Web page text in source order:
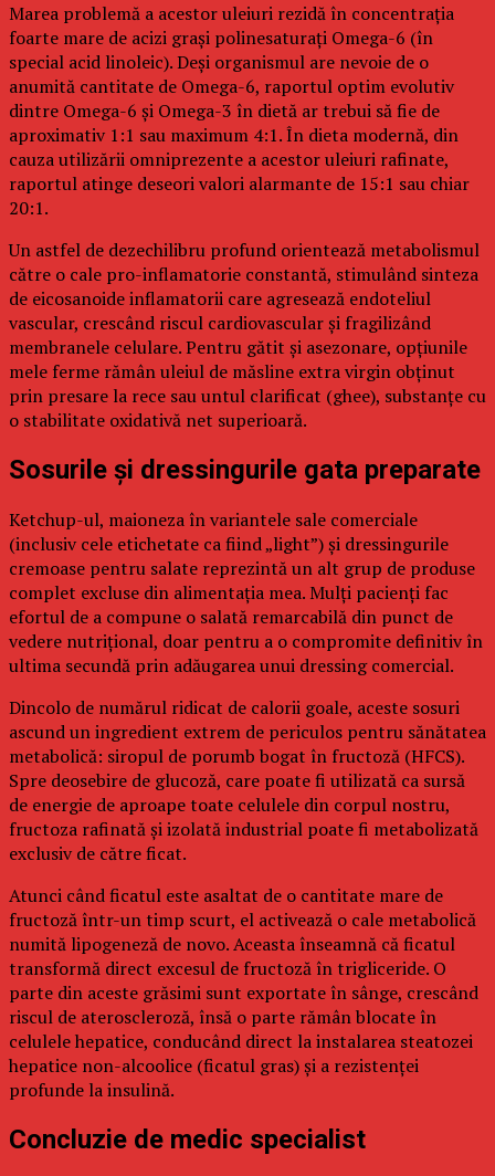
Marea problemă a acestor uleiuri rezidă în concentrația
foarte mare de acizi grași polinesaturați Omega-6 (în
special acid linoleic). Deși organismul are nevoie de o
anumită cantitate de Omega-6, raportul optim evolutiv
dintre Omega-6 și Omega-3 în dietă ar trebui să fie de
aproximativ 1:1 sau maximum 4:1. În dieta modernă, din
cauza utilizării omniprezente a acestor uleiuri rafinate,
raportul atinge deseori valori alarmante de 15:1 sau chiar
20:1.
Un astfel de dezechilibru profund orientează metabolismul
către o cale pro-inflamatorie constantă, stimulând sinteza
de eicosanoide inflamatorii care agresează endoteliul
vascular, crescând riscul cardiovascular și fragilizând
membranele celulare. Pentru gătit și asezonare, opțiunile
mele ferme rămân uleiul de măsline extra virgin obținut
prin presare la rece sau untul clarificat (ghee), substanțe cu
o stabilitate oxidativă net superioară.
Sosurile și dressingurile gata preparate
Ketchup-ul, maioneza în variantele sale comerciale
(inclusiv cele etichetate ca fiind „light”) și dressingurile
cremoase pentru salate reprezintă un alt grup de produse
complet excluse din alimentația mea. Mulți pacienți fac
efortul de a compune o salată remarcabilă din punct de
vedere nutrițional, doar pentru a o compromite definitiv în
ultima secundă prin adăugarea unui dressing comercial.
Dincolo de numărul ridicat de calorii goale, aceste sosuri
ascund un ingredient extrem de periculos pentru sănătatea
metabolică: siropul de porumb bogat în fructoză (HFCS).
Spre deosebire de glucoză, care poate fi utilizată ca sursă
de energie de aproape toate celulele din corpul nostru,
fructoza rafinată și izolată industrial poate fi metabolizată
exclusiv de către ficat.
Atunci când ficatul este asaltat de o cantitate mare de
fructoză într-un timp scurt, el activează o cale metabolică
numită lipogeneză de novo. Aceasta înseamnă că ficatul
transformă direct excesul de fructoză în trigliceride. O
parte din aceste grăsimi sunt exportate în sânge, crescând
riscul de ateroscleroză, însă o parte rămân blocate în
celulele hepatice, conducând direct la instalarea steatozei
hepatice non-alcoolice (ficatul gras) și a rezistenței
profunde la insulină.
Concluzie de medic specialist